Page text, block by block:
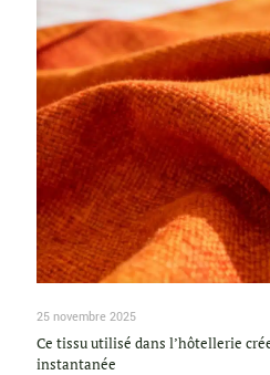
25 novembre 2025
Ce tissu utilisé dans l’hôtellerie
instantanée